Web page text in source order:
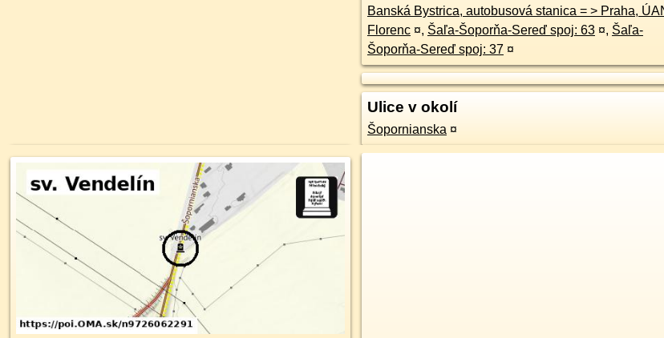
Banská Bystrica, autobusová stanica = > Praha, ÚAN
Florenc ¤, Šaľa-Šoporňa-Sereď spoj: 63 ¤, Šaľa-
Šoporňa-Sereď spoj: 37 ¤
Ulice v okolí
Šopornianska ¤